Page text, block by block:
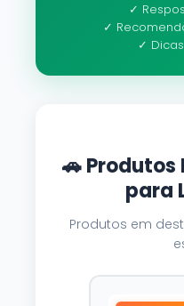
✓
✓
✓
🚗
para
Produtos em